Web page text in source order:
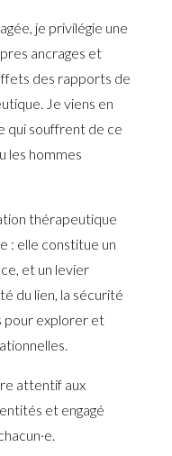
je privilégie une
ancrages et
des rapports de
Je viens en
qui souffrent de ce
les hommes
thérapeutique
: elle constitue un
et un levier
du lien, la sécurité
pour explorer et
attentif aux
et engagé